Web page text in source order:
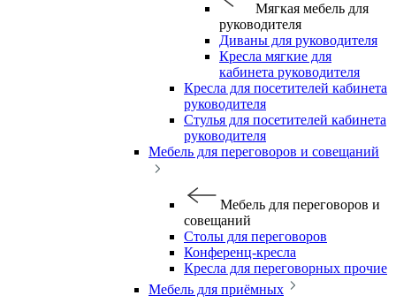
Мягкая мебель для
руководителя
Диваны для руководителя
Кресла мягкие для
кабинета руководителя
Кресла для посетителей кабинета
руководителя
Стулья для посетителей кабинета
руководителя
Мебель для переговоров и совещаний
Мебель для переговоров и
совещаний
Столы для переговоров
Конференц-кресла
Кресла для переговорных прочие
Мебель для приёмных